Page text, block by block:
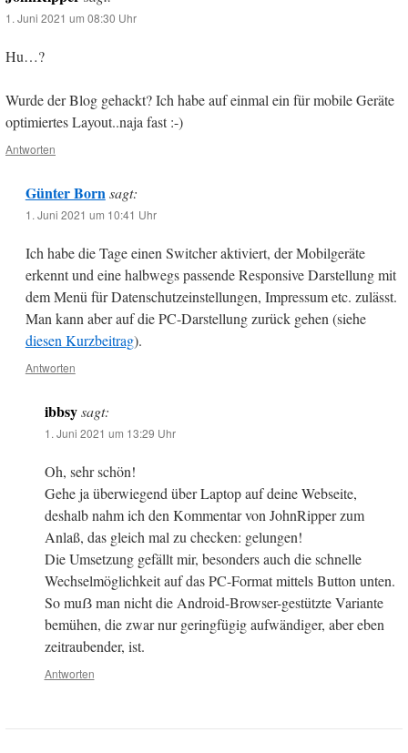
1. Juni 2021 um 08:30 Uhr
Hu…?
Wurde der Blog gehackt? Ich habe auf einmal ein für mobile Geräte
optimiertes Layout..naja fast :-)
Antworten
Günter Born sagt:
1. Juni 2021 um 10:41 Uhr
Ich habe die Tage einen Switcher aktiviert, der Mobilgeräte
erkennt und eine halbwegs passende Responsive Darstellung mit
dem Menü für Datenschutzeinstellungen, Impressum etc. zulässt.
Man kann aber auf die PC-Darstellung zurück gehen (siehe
diesen Kurzbeitrag).
Antworten
ibbsy sagt:
1. Juni 2021 um 13:29 Uhr
Oh, sehr schön!
Gehe ja überwiegend über Laptop auf deine Webseite,
deshalb nahm ich den Kommentar von JohnRipper zum
Anlaß, das gleich mal zu checken: gelungen!
Die Umsetzung gefällt mir, besonders auch die schnelle
Wechselmöglichkeit auf das PC-Format mittels Button unten.
So muẞ man nicht die Android-Browser-gestützte Variante
bemühen, die zwar nur geringfügig aufwändiger, aber eben
zeitraubender, ist.
Antworten